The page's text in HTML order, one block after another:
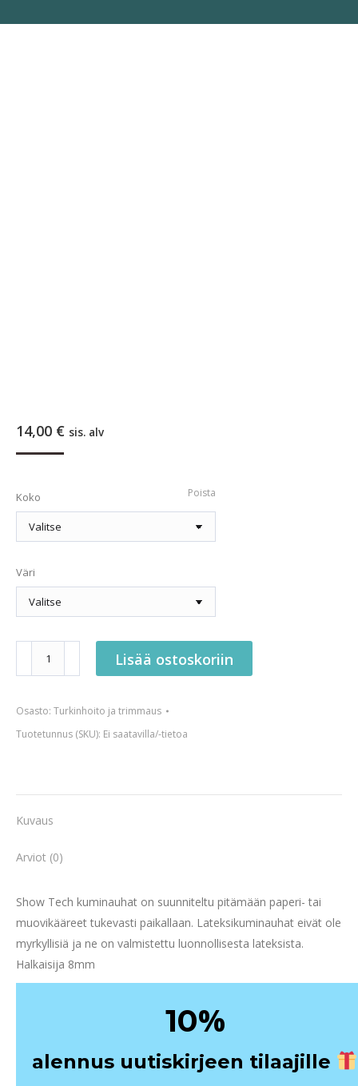
14,00 € sis. alv
Koko
Väri
Poista
määrä
Lisää ostoskoriin
Osasto: Turkinhoito ja trimmaus
Tuotetunnus (SKU): Ei saatavilla/-tietoa
Kuvaus
Arviot (0)
Show Tech kuminauhat on suunniteltu pitämään paperi- tai
muovikääreet tukevasti paikallaan. Lateksikuminauhat eivät ole
myrkyllisiä ja ne on valmistettu luonnollisesta lateksista.
Halkaisija 8mm
10%
alennus uutiskirjeen tilaajille